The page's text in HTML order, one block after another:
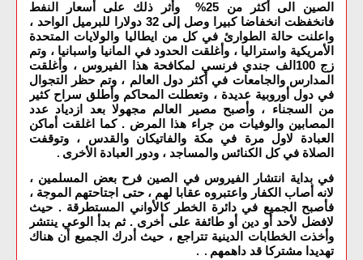
الصين الى أكثر من 25% وأثر ذلك على أسعار النفط
فانخفظت انخفاضا كبيرا وصل إلى 32 دولارا للبرميل الواحد ،
واعلنت حالة الطوارئ في كل من ايطاليا والولايات المتحدة
الأمريكية واستراليا ، وأغلقت الحدود في المانيا واسبانيا ، وتم
زج 100الف جندي فرنسي لمكافحة هذا الفيروس ، وأغلقت
المدارس والجامعات في أكثر دول العالم ، وتم حظر التجوال
في دول أوروبية عديدة ، وتعطلت المحاكم وأطلق سراح كثير
من السجناء ، وأصبح مصير العالم مجهولا بعد ازدياد عدد
المصابين والوفيات من جراء هذا المرض . كما اغلقت أماكن
العبادة لاول مرة في مكة والفاتيكان والقدس ، وتوقفت
الصلاة في كل الكنائس والمساجد ، ودور العبادة الأخرى .
في بداية انتشار الفيروس في الصين فرح بعض المسلمين ،
لانه أصاب الكفار واعتبروه عقابا لهم ، حتى اجتاحتهم الموجة ،
فأصبح الجميع في دائرة الخطر كالأواني المستطرقة . حيث
لافضل لأحد أو دين أو طائفة على أخرى . ثم بدأ الوعي ينتشر
وأخذت الخطابات الدينية تتراجع ، حيث أدرك الجميع أن هناك
تهديدا مشتركا قد داهمهم . .